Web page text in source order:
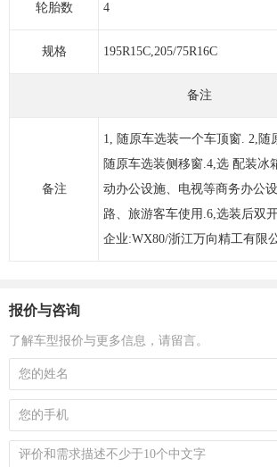
轮胎数 4
规格 195R15C,205/75R16C
备注
备注
1, 随原车选装一个车顶窗. 2,随
随原车选装侧移窗.4,选 配装冰
动办公设施、电视等商务办公
路、旅游客车使用.6,选装后双
企业:WX80/浙江万向精工有限
报价与咨询
了解车型报价与更多信息，请留言。